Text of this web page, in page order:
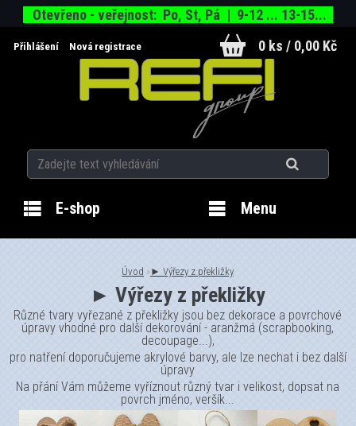
Otevřeno - veřejnost: Po, St, Pá | 9-12 ... 13-15...
Přihlášení Nová registrace 0 ks / 0,00 Kč
E-shop Menu
Úvod »► Výřezy z překližky
► Výřezy z překližky
Různé tvary vyřezané z překližky jsou bez dekorace a povrchové
úpravy vhodné pro další dekorování - aranžmá (scrapbooking,
decoupage...),
pro natření doporučujeme akrylové barvy, ale lze nechat i bez další
úpravy
Na přání Vám můžeme vyříznout různý tvar i velikost, dopsat na
povrch jméno, veršík...